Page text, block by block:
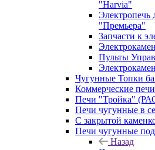
"Harvia"
Электропечь
"Премьера"
Запчасти к
Пульты
Чугунные Топки
Коммерческие
Печи "Тройка"
Печи чугунные в
С закрытой
Печи чугунные
Назад